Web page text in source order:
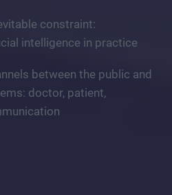
constraint:
intelligence in practice
between the public and
doctor, patient,